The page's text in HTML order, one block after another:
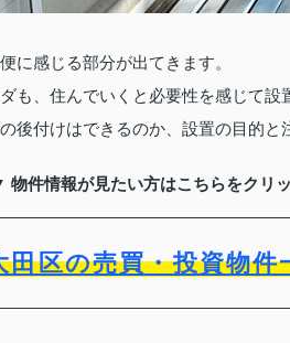
に感じる部分が出てきます。
も、住んでいくと必要性を感じて設
後付けはできるのか、設置の目的と
物件情報が見たい方はこちらをクリ
田区の売買・投資物件